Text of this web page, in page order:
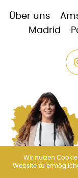
Über uns
Madrid
Wir nutzen
Website zu